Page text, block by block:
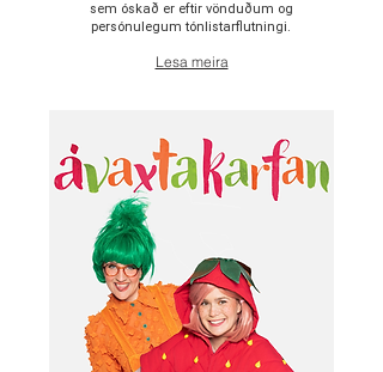
sem óskað er eftir vönduðum og
persónulegum tónlistarflutningi.
Lesa meira